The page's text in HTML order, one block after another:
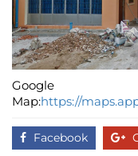
Google
Map:https://
Facebook